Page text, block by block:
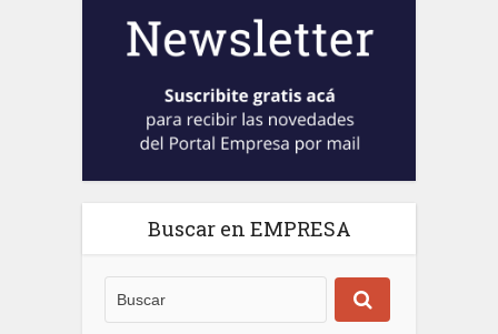
Buscar en EMPRESA